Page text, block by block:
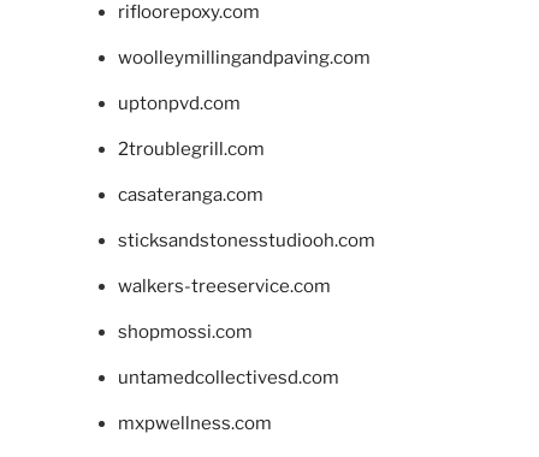
rifloorepoxy.com
woolleymillingandpaving.com
uptonpvd.com
2troublegrill.com
casateranga.com
sticksandstonesstudiooh.com
walkers-treeservice.com
shopmossi.com
untamedcollectivesd.com
mxpwellness.com